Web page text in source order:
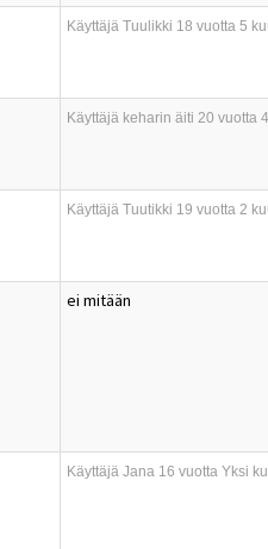
Käyttäjä Tuulikki 18 vuotta 5
Käyttäjä keharin äiti 20 vuotta
Käyttäjä Tuutikki 19 vuotta 2
ei mitään
Käyttäjä Jana 16 vuotta Yksi